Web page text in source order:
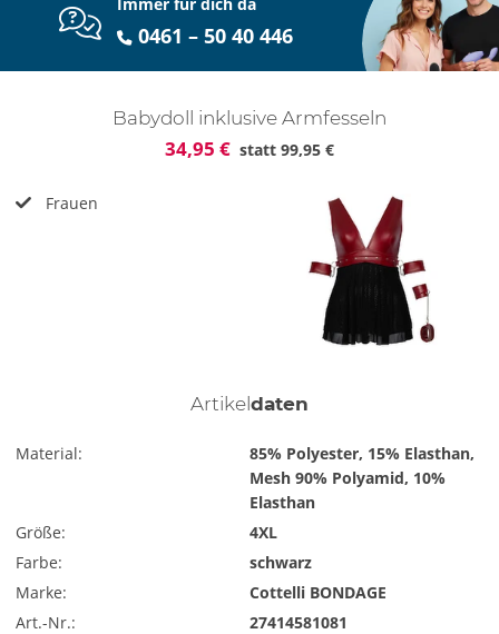
Immer für dich da
0461 – 50 40 446
Babydoll inklusive Armfesseln
34,95 € statt 99,95 €
Frauen
Artikeldaten
Material:
85% Polyester, 15% Elasthan,
Mesh 90% Polyamid, 10%
Elasthan
Größe:
4XL
Farbe:
schwarz
Marke:
Cottelli BONDAGE
Art.-Nr.:
27414581081